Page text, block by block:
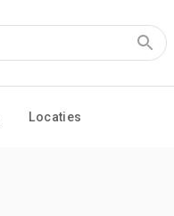
Locaties